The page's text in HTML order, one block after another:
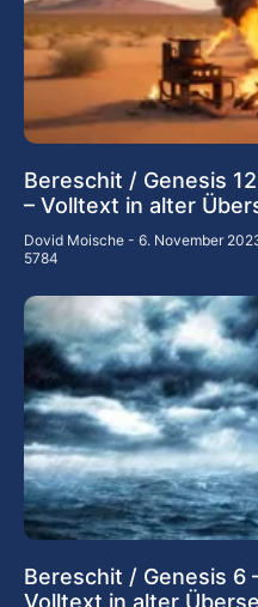
Bereschit / Genesis
– Volltext in alter
Dovid Moische
6. November
5784
Bereschit / Genesis 6
Volltext in alter